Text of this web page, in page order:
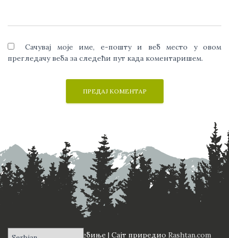
Сачувај моје име, е-пошту и веб место у овом
прегледачу веба за следећи пут када коментаришем.
ПД "Вучји Зуб" Требиње | Сајт приредио Rashtan.com